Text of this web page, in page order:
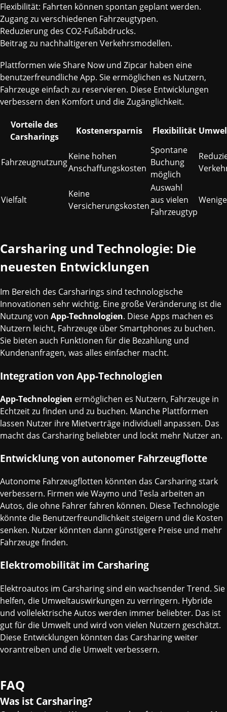
Flexibilität: Fahrten können spontan geplant werden.
Zugang zu verschiedenen Fahrzeugtypen.
Reduzierung des CO2-Fußabdrucks.
Beitrag zu nachhaltigeren Verkehrsmodellen.
Plattformen wie Share Now und Zipcar haben eine
benutzerfreundliche App. Sie ermöglichen es Nutzern,
Fahrzeuge einfach zu reservieren. Diese Entwicklungen
verbessern den Komfort und die Zugänglichkeit.
Vorteile des
Carsharings
Kostenersparnis Flexibilität
Fahrzeugnutzung
Keine hohen
Anschaffungskosten
Spontane
Buchung
möglich
Vielfalt
Keine
Versicherungskosten
Auswahl
aus vielen
Fahrzeugtyp
Carsharing und Technologie: Die
neuesten Entwicklungen
Im Bereich des Carsharings sind technologische
Innovationen sehr wichtig. Eine große Veränderung ist die
Nutzung von App-Technologien. Diese Apps machen es
Nutzern leicht, Fahrzeuge über Smartphones zu buchen.
Sie bieten auch Funktionen für die Bezahlung und
Kundenanfragen, was alles einfacher macht.
Integration von App-Technologien
App-Technologien ermöglichen es Nutzern, Fahrzeuge in
Echtzeit zu finden und zu buchen. Manche Plattformen
lassen Nutzer ihre Mietverträge individuell anpassen. Das
macht das Carsharing beliebter und lockt mehr Nutzer an.
Entwicklung von autonomer Fahrzeugflotte
Autonome Fahrzeugflotten könnten das Carsharing stark
verbessern. Firmen wie Waymo und Tesla arbeiten an
Autos, die ohne Fahrer fahren können. Diese Technologie
könnte die Benutzerfreundlichkeit steigern und die Kosten
senken. Nutzer könnten dann günstigere Preise und mehr
Fahrzeuge finden.
Elektromobilität im Carsharing
Elektroautos im Carsharing sind ein wachsender Trend. Sie
helfen, die Umweltauswirkungen zu verringern. Hybride
und vollelektrische Autos werden immer beliebter. Das ist
gut für die Umwelt und wird von vielen Nutzern geschätzt.
Diese Entwicklungen könnten das Carsharing weiter
vorantreiben und die Umwelt verbessern.
FAQ
Was ist Carsharing?